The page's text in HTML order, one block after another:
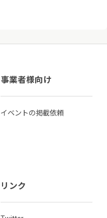
事業者様向け
イベントの掲載依頼
リンク